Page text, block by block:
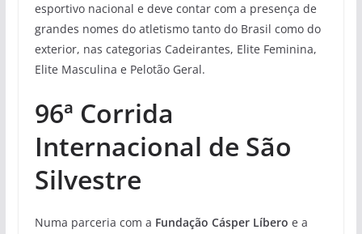
esportivo nacional e deve contar com a presença de
grandes nomes do atletismo tanto do Brasil como do
exterior, nas categorias Cadeirantes, Elite Feminina,
Elite Masculina e Pelotão Geral.
96ª Corrida
Internacional de São
Silvestre
Numa parceria com a Fundação Cásper Líbero e a